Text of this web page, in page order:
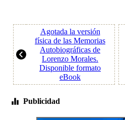
Agotada la versión
física de las Memorias
Autobiográficas de
Lorenzo Morales.
Disponible formato
eBook
Publicidad